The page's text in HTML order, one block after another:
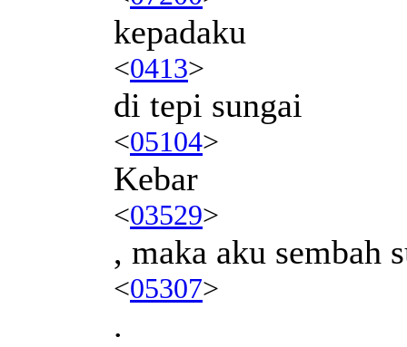
kepadaku
<0413>
di tepi sungai
<05104>
Kebar
<03529>
, maka aku sembah
<05307>
.